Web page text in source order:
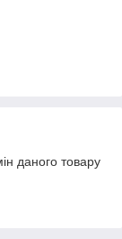
даного товару